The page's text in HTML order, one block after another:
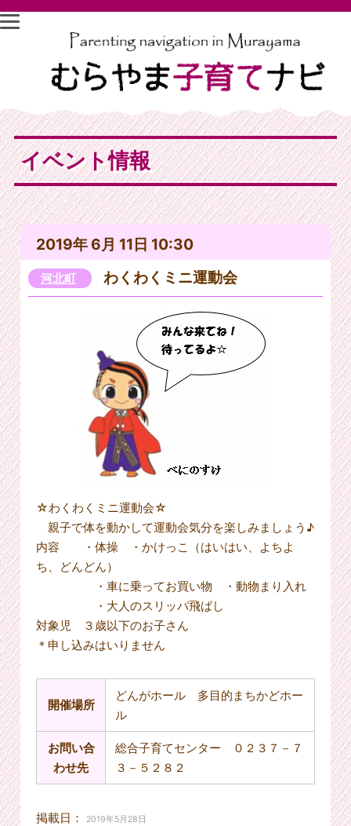
イベント情報
2019年 6月 11日 10:30
河北町 わくわくミニ運動会
☆わくわくミニ運動会☆
親子で体を動かして運動会気分を楽しみましょう♪
内容 ・体操 ・かけっこ（はいはい、よちよ
ち、どんどん）
・車に乗ってお買い物 ・動物まり入れ
・大人のスリッパ飛ばし
対象児 ３歳以下のお子さん
＊申し込みはいりません
開催場所
どんがホール 多目的まちかどホー
ル
お問い合
わせ先
総合子育てセンター ０２３７－７
３－５２８２
掲載日： 2019年5月28日